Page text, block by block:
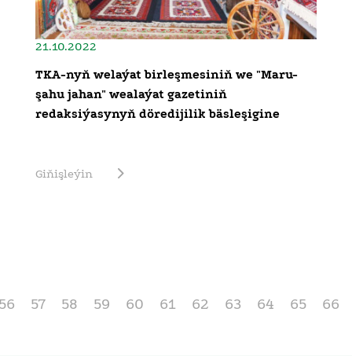
21.10.2022
TKA-nyň welaýat birleşmesiniň we "Maru-
şahu jahan" wealaýat gazetiniň
redaksiýasynyň döredijilik bäsleşigine
Giňişleýin
57 58 59 60 61 62 63 64 65 66